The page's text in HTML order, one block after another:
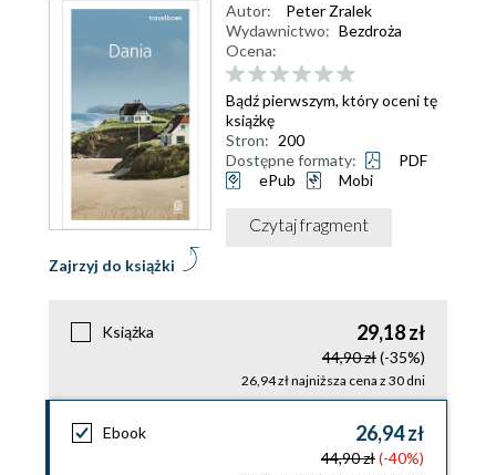
Zajrzyj do książki
Autor:
Peter Zralek
Wydawnictwo: Bezdroża
Ocena:
Bądź pierwszym, który oceni tę
książkę
Stron: 200
Dostępne formaty:
PDF
ePub
Mobi
Czytaj fragment
Książka 29,18 zł
44,90 zł(-35%)
26,94 zł najniższa cena z 30 dni
Ebook 26,94 zł
44,90 zł(-40%)